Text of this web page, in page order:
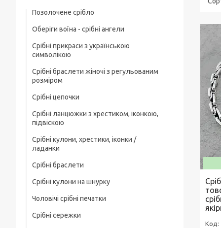
Позолочене срібло
Оберіги воїна - срібні ангели
Срібні прикраси з українською
символікою
Срібні браслети жіночі з регульованим
розміром
Срібні цепочки
Чоловічі срібні цепочки
Ювелірний шнурок зі срібним замком
Жіночі цепочки срібні
Товсті срібні ланцюжки
Дитячі срібні цепочки
Срібні ланцюжки з хрестиком, іконкою,
підвіскою
Срібні цепочки з хрестиком
чи іконкою (ладанкою)
Срібні ланцюжки з кулонами / підвісками
Срібні кулони, хрестики, іконки /
ладанки
Срібні хрестики
Срібні підвіски
Срібні іконки / ладанки
Срібні браслети
Чоловічі срібні браслети
Жіночі срібні браслети
Позолочені срібні браслети
Срібні кулони на шнурку
Чоловічі срібні печатки
Чоловічі срібні печатки з чорним
Срібні сережки